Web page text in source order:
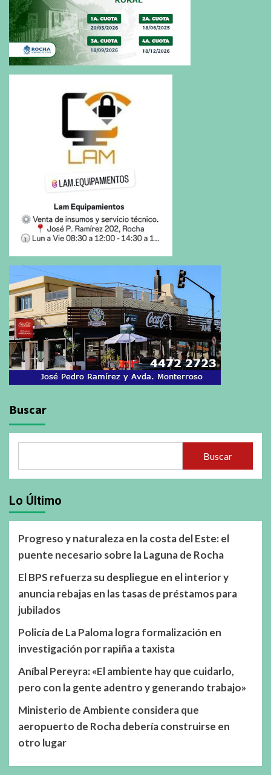
Buscar
Buscar
Lo Último
Progreso y naturaleza en la costa del Este: el
puente necesario sobre la Laguna de Rocha
El BPS refuerza su despliegue en el interior y
anuncia rebajas en las tasas de préstamos para
jubilados
Policía de La Paloma logra formalización en
investigación por rapiña a taxista
Aníbal Pereyra: «El ambiente hay que cuidarlo,
pero con la gente adentro y generando trabajo»
Ministerio de Ambiente considera que
aeropuerto de Rocha debería construirse en
otro lugar